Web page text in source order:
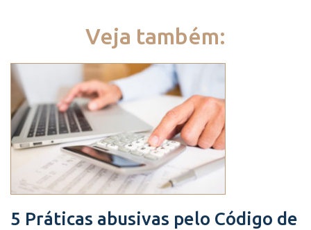
Veja também:
5 Práticas abusivas pelo Código de